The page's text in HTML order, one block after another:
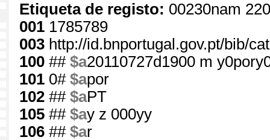
Etiqueta de registo: 00230nam
001 1785789
003 http://id.bnportugal.gov.pt/bib/
100 ## $a20110727d1900 m
101 0# $apor
102 ## $aPT
105 ## $ay z 000yy
106 ## $ar